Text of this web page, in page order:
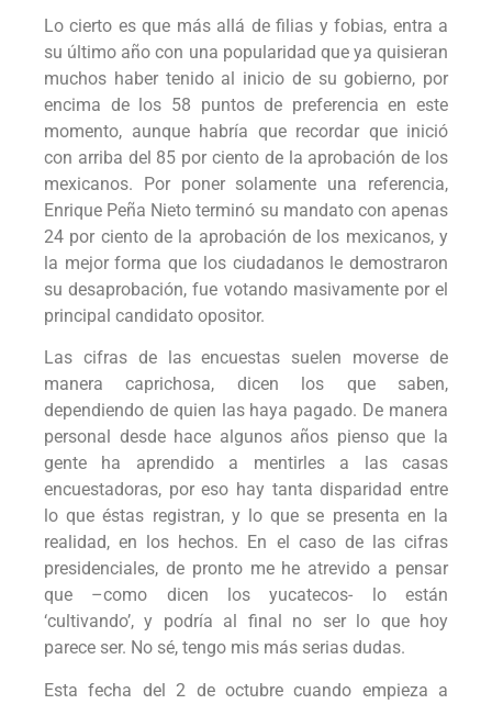
Lo cierto es que más allá de filias y fobias, entra a
su último año con una popularidad que ya quisieran
muchos haber tenido al inicio de su gobierno, por
encima de los 58 puntos de preferencia en este
momento, aunque habría que recordar que inició
con arriba del 85 por ciento de la aprobación de los
mexicanos. Por poner solamente una referencia,
Enrique Peña Nieto terminó su mandato con apenas
24 por ciento de la aprobación de los mexicanos, y
la mejor forma que los ciudadanos le demostraron
su desaprobación, fue votando masivamente por el
principal candidato opositor.
Las cifras de las encuestas suelen moverse de
manera caprichosa, dicen los que saben,
dependiendo de quien las haya pagado. De manera
personal desde hace algunos años pienso que la
gente ha aprendido a mentirles a las casas
encuestadoras, por eso hay tanta disparidad entre
lo que éstas registran, y lo que se presenta en la
realidad, en los hechos. En el caso de las cifras
presidenciales, de pronto me he atrevido a pensar
que –como dicen los yucatecos- lo están
‘cultivando’, y podría al final no ser lo que hoy
parece ser. No sé, tengo mis más serias dudas.
Esta fecha del 2 de octubre cuando empieza a